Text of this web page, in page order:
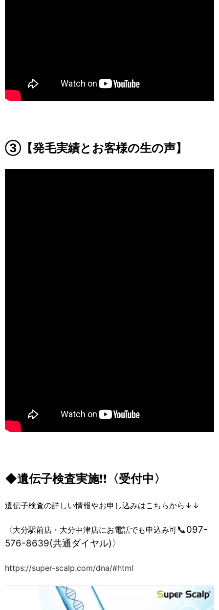
③【発毛実績とお客様の生の声】
◆遺伝子検査実施❗❗ 〈受付中〉
遺伝子検査の詳しい情報やお申し込みはこちらから↓↓
〈大分駅前店・大分中津店にお電話でも申込み可📞097-
576-8639(共通ダイヤル)〉
https://super-scalp.com/dna/#html